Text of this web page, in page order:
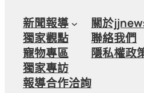
新聞報導
獨家觀點
寵物專區
獨家專訪
報導合作洽詢
關於
聯絡我們
隱私權政